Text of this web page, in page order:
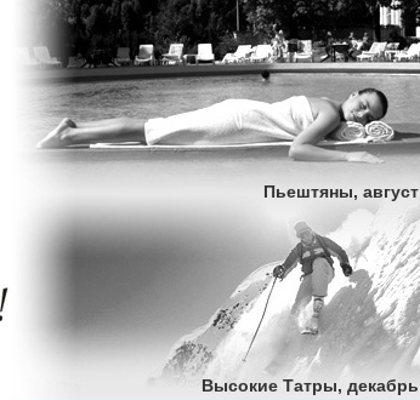
Пьештяны, август
Высокие Татры, декабрь